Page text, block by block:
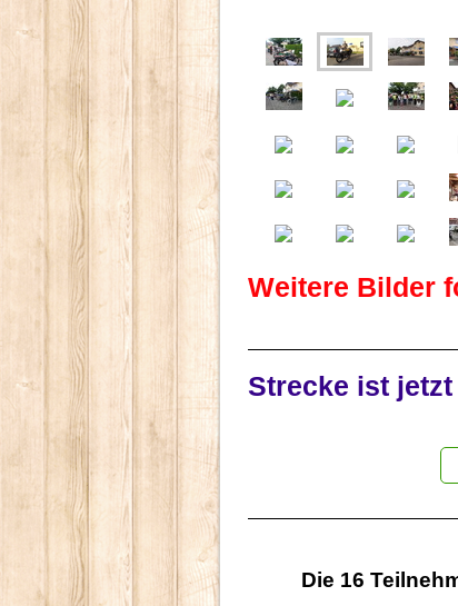
Weitere Bilder
Strecke ist
Die 16